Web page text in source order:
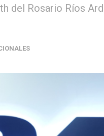
del Rosario Ríos